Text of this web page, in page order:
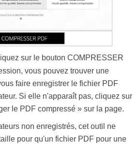
sur le bouton COMPRESSER
vous pouvez trouver une
faire enregistrer le fichier PDF
Si elle n'apparaît pas, cliquez sur
le PDF compressé » sur la page.
non enregistrés, cet outil ne
pour qu'un fichier PDF pour une